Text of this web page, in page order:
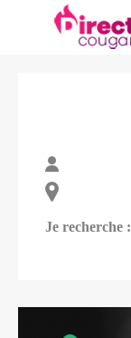
Je recherche :